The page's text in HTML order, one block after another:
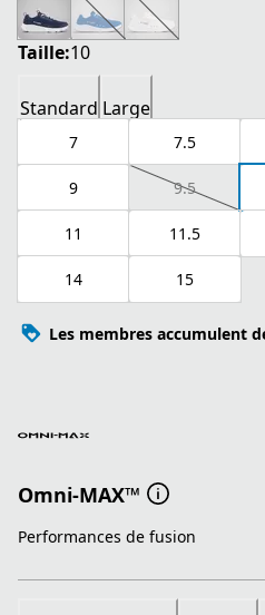
Taille:10
Standard Large
7 7.5
9 9.5
11 11.5
14 15
Les membres accumulent
Omni-MAX™
Performances de fusion